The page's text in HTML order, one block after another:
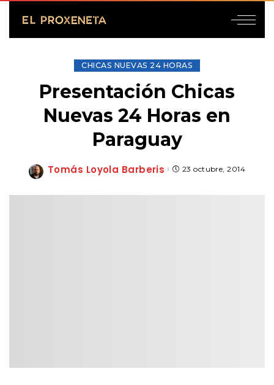
CHICAS NUEVAS 24 HORAS
Presentación Chicas
Nuevas 24 Horas en
Paraguay
Posted
Tomás Loyola Barberis 23 octubre, 2014